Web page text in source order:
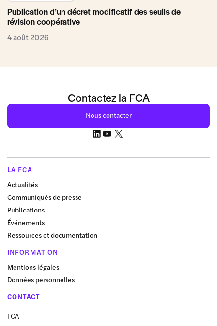
Publication d’un décret modificatif des seuils de
révision coopérative
4 août 2026
Contactez la FCA
Nous contacter
LA FCA
Actualités
Communiqués de presse
Publications
Événements
Ressources et documentation
INFORMATION
Mentions légales
Données personnelles
CONTACT
FCA